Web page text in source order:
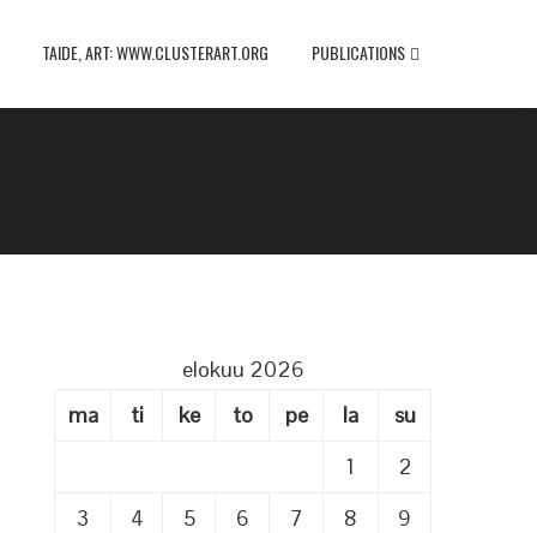
TAIDE, ART: WWW.CLUSTERART.ORG PUBLICATIONS
elokuu 2026
ma
ti ke to pe la
su
1
2
3
4 5 6 7 8
9